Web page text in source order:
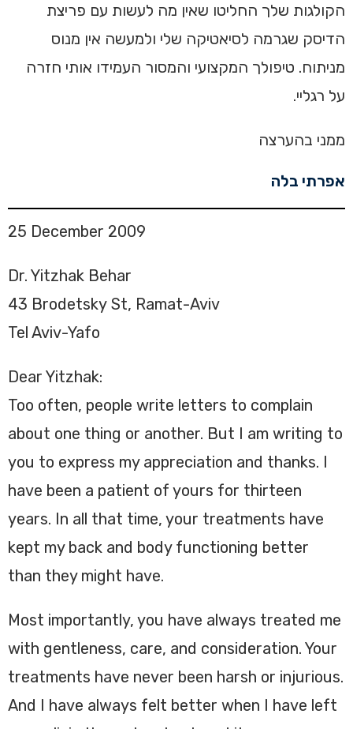
הקולגות שלך החליטו שאין מה לעשות עם פריצת
הדיסק שגרמה לסיאטיקה שלי ולמעשה אין מנוס
מניתוח. טיפולך המקצועי והמסור העמידו אותי חזרה
על רגליי.
ממני בהערצה
אפרתי בלה
25 December 2009
Dr. Yitzhak Behar
43 Brodetsky St, Ramat-Aviv
Tel Aviv-Yafo
Dear Yitzhak:
Too often, people write letters to complain
about one thing or another. But I am writing to
you to express my appreciation and thanks. I
have been a patient of yours for thirteen
years. In all that time, your treatments have
kept my back and body functioning better
than they might have.
Most importantly, you have always treated me
with gentleness, care, and consideration. Your
treatments have never been harsh or injurious.
And I have always felt better when I have left